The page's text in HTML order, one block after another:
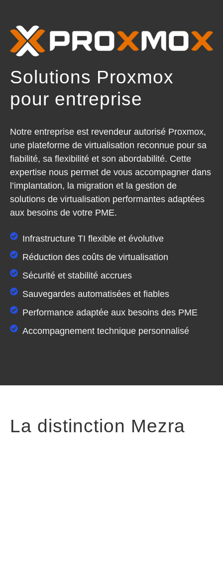
Solutions Proxmox
pour entreprise
Notre entreprise est revendeur autorisé Proxmox,
une plateforme de virtualisation reconnue pour sa
fiabilité, sa flexibilité et son abordabilité. Cette
expertise nous permet de vous accompagner dans
l’implantation, la migration et la gestion de
solutions de virtualisation performantes adaptées
aux besoins de votre PME.
Infrastructure TI flexible et évolutive
Réduction des coûts de virtualisation
Sécurité et stabilité accrues
Sauvegardes automatisées et fiables
Performance adaptée aux besoins des PME
Accompagnement technique personnalisé
La distinction Mezra